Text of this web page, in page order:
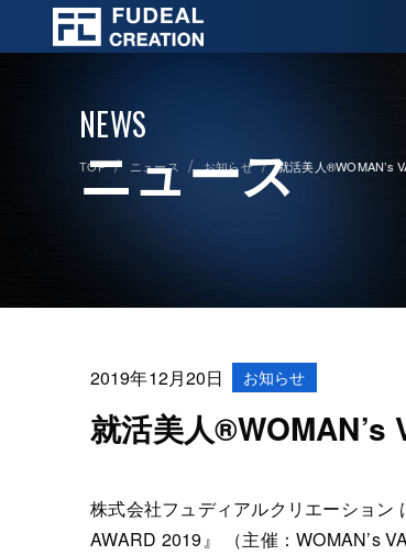
ニュース
NEWS
TOP ニュース お知らせ 就活美人®WOMAN’s
就活美人
2019年12月20日 お知らせ
株式会社フュディアルクリエーション
AWARD 2019』 （主催：WOMAN’s